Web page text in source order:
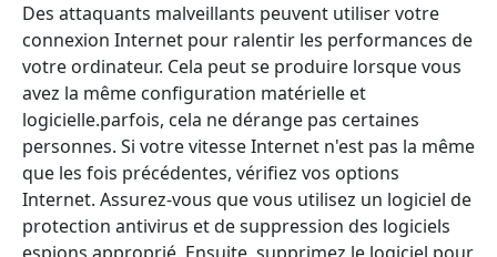
Des attaquants malveillants peuvent utiliser votre
connexion Internet pour ralentir les performances de
votre ordinateur. Cela peut se produire lorsque vous
avez la même configuration matérielle et
logicielle.parfois, cela ne dérange pas certaines
personnes. Si votre vitesse Internet n'est pas la même
que les fois précédentes, vérifiez vos options
Internet. Assurez-vous que vous utilisez un logiciel de
protection antivirus et de suppression des logiciels